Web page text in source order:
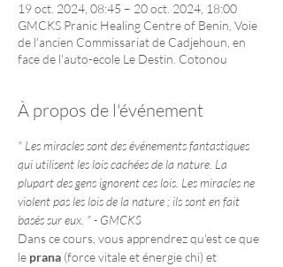
19 oct. 2024, 08:45 – 20 oct. 2024, 18:00
GMCKS Pranic Healing Centre of Benin, Voie
de l'ancien Commissariat de Cadjehoun, en
face de l'auto-ecole Le Destin. Cotonou
À propos de l'événement
" Les miracles sont des événements fantastiques
qui utilisent les lois cachées de la nature. La
plupart des gens ignorent ces lois. Les miracles ne
violent pas les lois de la nature ; ils sont en fait
basés sur eux. " - GMCKS
Dans ce cours, vous apprendrez qu'est ce que
le prana (force vitale et énergie chi) et